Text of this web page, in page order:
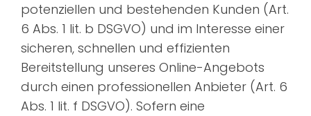
potenziellen und bestehenden Kunden (Art.
6 Abs. 1 lit. b DSGVO) und im Interesse einer
sicheren, schnellen und effizienten
Bereitstellung unseres Online-Angebots
durch einen professionellen Anbieter (Art. 6
Abs. 1 lit. f DSGVO). Sofern eine